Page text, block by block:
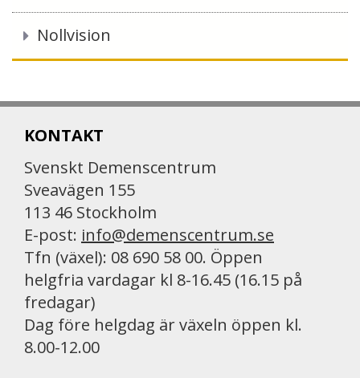
Nollvision
KONTAKT
Svenskt Demenscentrum
Sveavägen 155
113 46 Stockholm
E-post: info@demenscentrum.se
Tfn (växel): 08 690 58 00. Öppen
helgfria vardagar kl 8-16.45 (16.15 på
fredagar)
Dag före helgdag är växeln öppen kl.
8.00-12.00